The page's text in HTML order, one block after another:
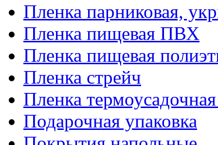
Пленка парниковая,
Пленка пищевая ПВХ
Пленка пищевая
Пленка стрейч
Пленка
Подарочная упаковка